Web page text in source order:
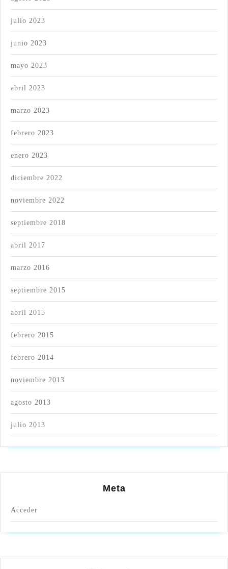
julio 2023
junio 2023
mayo 2023
abril 2023
marzo 2023
febrero 2023
enero 2023
diciembre 2022
noviembre 2022
septiembre 2018
abril 2017
marzo 2016
septiembre 2015
abril 2015
febrero 2015
febrero 2014
noviembre 2013
agosto 2013
julio 2013
Meta
Acceder